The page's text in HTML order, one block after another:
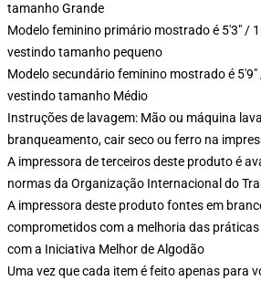
tamanho Grande
Modelo feminino primário mostrado é 5'3" /
vestindo tamanho pequeno
Modelo secundário feminino mostrado é
vestindo tamanho Médio
Instruções de lavagem: Mão ou máquina
branqueamento, cair seco ou ferro na
A impressora de terceiros deste produto é
normas da Organização Internacional do
A impressora deste produto fontes em
comprometidos com a melhoria das
com a Iniciativa Melhor de Algodão
Uma vez que cada item é feito apenas para